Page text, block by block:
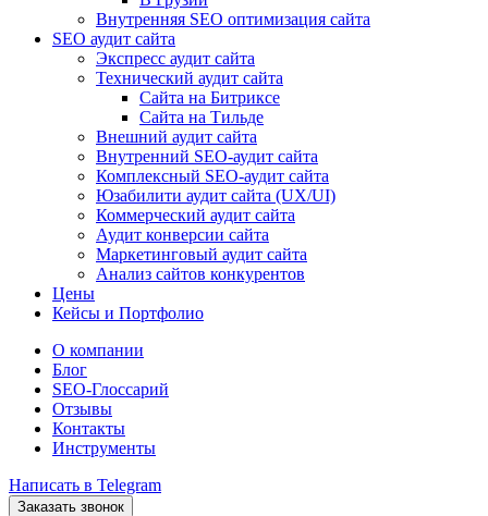
Внутренняя SEO оптимизация сайта
SEO аудит сайта
Экспресс аудит сайта
Технический аудит сайта
Сайта на Битриксе
Сайта на Тильде
Внешний аудит сайта
Внутренний SEO-аудит сайта
Комплексный SEO-аудит сайта
Юзабилити аудит сайта (UX/UI)
Коммерческий аудит сайта
Аудит конверсии сайта
Маркетинговый аудит сайта
Анализ сайтов конкурентов
Цены
Кейсы и Портфолио
О компании
Блог
SEO-Глоссарий
Отзывы
Контакты
Инструменты
Написать в Telegram
Заказать звонок